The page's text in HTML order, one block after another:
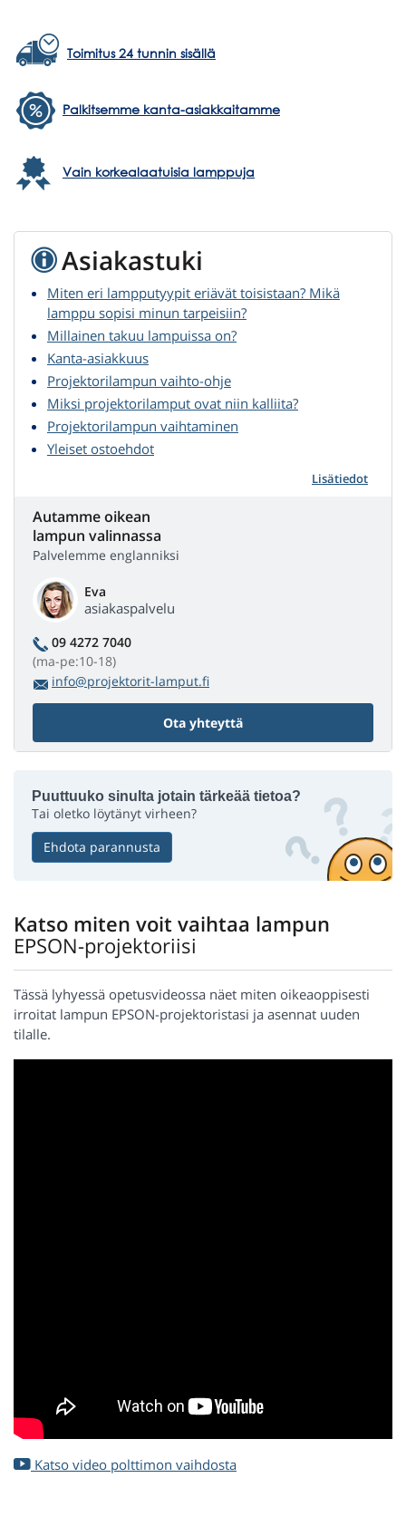
Toimitus 24 tunnin sisällä
Palkitsemme kanta-asiakkaitamme
Vain korkealaatuisia lamppuja
Asiakastuki
Miten eri lampputyypit eriävät toisistaan? Mikä
lamppu sopisi minun tarpeisiin?
Millainen takuu lampuissa on?
Kanta-asiakkuus
Projektorilampun vaihto-ohje
Miksi projektorilamput ovat niin kalliita?
Projektorilampun vaihtaminen
Yleiset ostoehdot
Lisätiedot
Autamme oikean
lampun valinnassa
Palvelemme englanniksi
Eva
asiakaspalvelu
09 4272 7040
(ma-pe:10-18)
info@projektorit-lamput.fi
Ota yhteyttä
Puuttuuko sinulta jotain tärkeää tietoa?
Tai oletko löytänyt virheen?
Ehdota parannusta
Katso miten voit vaihtaa lampun
EPSON-projektoriisi
Tässä lyhyessä opetusvideossa näet miten oikeaoppisesti
irroitat lampun EPSON-projektoristasi ja asennat uuden
tilalle.
Katso video polttimon vaihdosta